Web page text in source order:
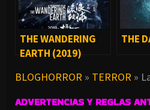
THE WANDERING
EARTH (2019)
THE
BLOGHORROR » TERROR »
ADVERTENCIAS Y REGLAS